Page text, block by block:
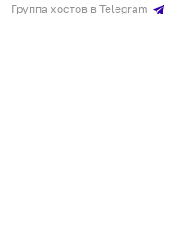
Группа хостов в Telegram